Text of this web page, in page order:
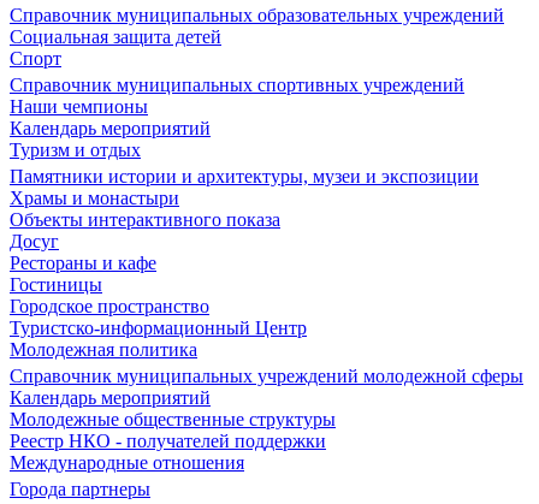
Справочник муниципальных образовательных учреждений
Социальная защита детей
Спорт
Справочник муниципальных спортивных учреждений
Наши чемпионы
Календарь мероприятий
Туризм и отдых
Памятники истории и архитектуры, музеи и экспозиции
Храмы и монастыри
Объекты интерактивного показа
Досуг
Рестораны и кафе
Гостиницы
Городское пространство
Туристско-информационный Центр
Молодежная политика
Справочник муниципальных учреждений молодежной сферы
Календарь мероприятий
Молодежные общественные структуры
Реестр НКО - получателей поддержки
Международные отношения
Города партнеры